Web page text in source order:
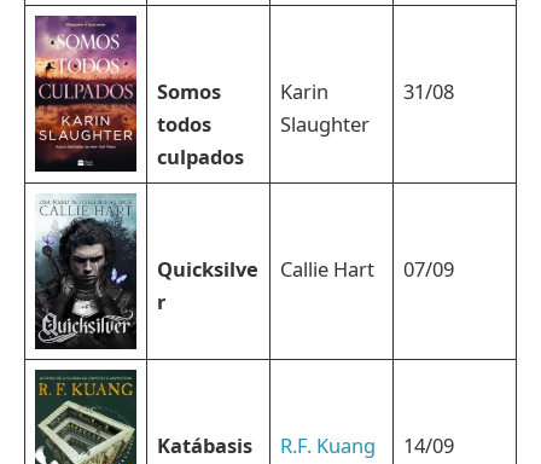
Somos
todos
culpados
Karin
Slaughter
31/08
Quicksilve
r
Callie Hart 07/09
Katábasis R.F. Kuang 14/09